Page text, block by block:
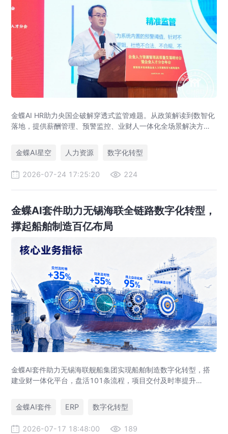
金蝶AI HR助力央国企破解穿透式监管难题。从政策解读到数智化
落地，提供薪酬管理、预警监控、业财人一体化全场景解决方
金蝶AI星空
人力资源 数字化转型
2026-07-24 17:25:20 224
金蝶AI套件助力无锡海联全链路数字化转型，
撑起船舶制造百亿布局
金蝶AI套件助力无锡海联舰船集团实现船舶制造数字化转型，搭
建业财一体化平台，盘活101条流程，项目交付及时率提升
迁。
金蝶AI套件 ERP 数字化转型
2026-07-17 18:48:00 189